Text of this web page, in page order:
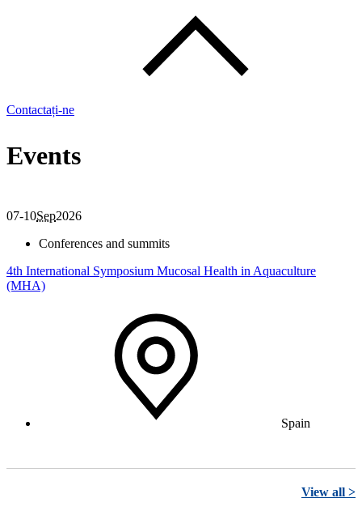
Contactați-ne
Events
07-10Sep2026
Conferences and summits
4th International Symposium Mucosal Health in Aquaculture
(MHA)
Spain
View all >